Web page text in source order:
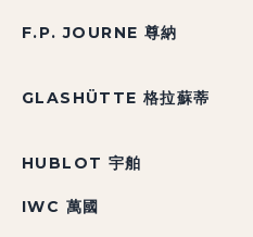
F.P. JOURNE 尊納
GLASHÜTTE 格拉蘇蒂
HUBLOT 宇舶
IWC 萬國